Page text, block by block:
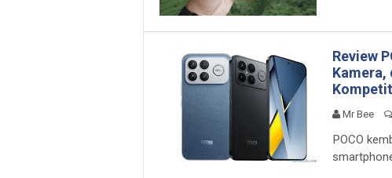
Review
Kamera,
Mr Bee
POCO